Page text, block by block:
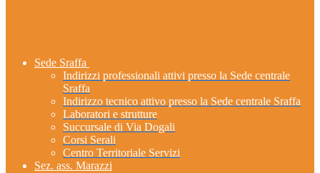
Sede Sraffa
Indirizzi professionali attivi presso la Sede centrale
Sraffa
Indirizzo tecnico attivo presso la Sede centrale Sraffa
Laboratori e strutture
Succursale di Via Dogali
Corsi Serali
Centro Territoriale Servizi
Sez. ass. Marazzi